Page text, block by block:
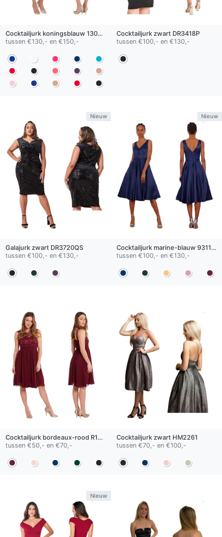
Cocktailjurk koningsblauw 1302C
tussen €130,- en €150,-
Cocktailjurk zwartDR3418P
tussen €100,- en €130,-
Nieuw
Galajurk zwartDR3720QS
tussen €100,- en €130,-
Nieuw
Cocktailjurk marine-blauw 9311QS
tussen €100,- en €130,-
Cocktailjurk bordeaux-rood R1233B
tussen €50,- en €70,-
Cocktailjurk zwartHM2261
tussen €70,- en €100,-
Nieuw